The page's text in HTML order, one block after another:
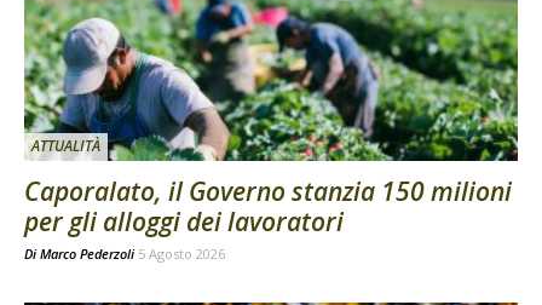
ATTUALITÀ
Caporalato, il Governo stanzia 150 milioni
per gli alloggi dei lavoratori
Di Marco Pederzoli 5 Agosto 2026